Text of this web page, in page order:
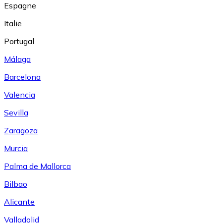
Espagne
Italie
Portugal
Málaga
Barcelona
Valencia
Sevilla
Zaragoza
Murcia
Palma de Mallorca
Bilbao
Alicante
Valladolid